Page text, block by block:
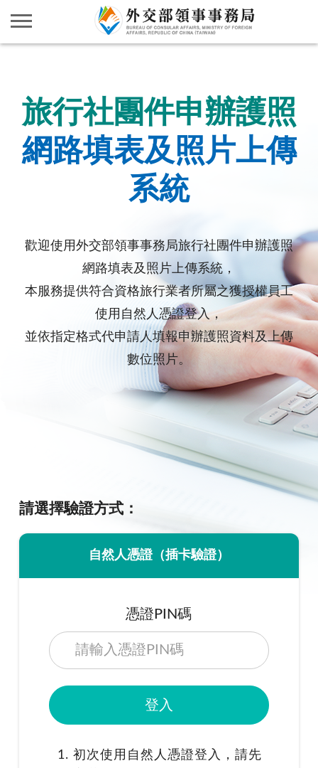
旅行社團件申辦護照
網路填表及照片上傳
系統
歡迎使用外交部領事事務局旅行社團件申辦護照
網路填表及照片上傳系統，
本服務提供符合資格旅行業者所屬之獲授權員工
使用自然人憑證登入，
並依指定格式代申請人填報申辦護照資料及上傳
數位照片。
請選擇驗證方式：
自然人憑證（插卡驗證）
憑證PIN碼
初次使用自然人憑證登入，請先